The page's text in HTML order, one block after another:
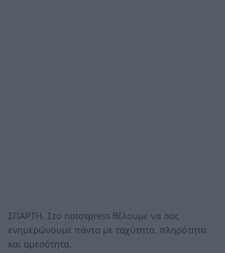
ΣΠΑΡΤΗ. Στο notospress θέλουμε να σας
ενημερώνουμε πάντα με ταχύτητα, πληρότητα
και αμεσότητα.